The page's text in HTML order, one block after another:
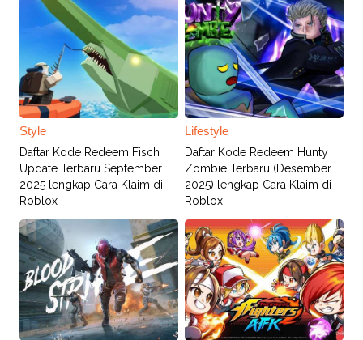
Style
Daftar Kode Redeem Fisch
Update Terbaru September
2025 lengkap Cara Klaim di
Roblox
Lifestyle
Daftar Kode Redeem Hunty
Zombie Terbaru (Desember
2025) lengkap Cara Klaim di
Roblox